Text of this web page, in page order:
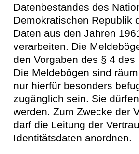
Datenbestandes des
Demokratischen Republik
Daten aus den Jahren
verarbeiten. Die
den Vorgaben des § 4
Die Meldebögen sind
nur hierfür besonders
zugänglich sein. Sie
werden. Zum Zwecke der
darf die Leitung der
Identitätsdaten anordnen.